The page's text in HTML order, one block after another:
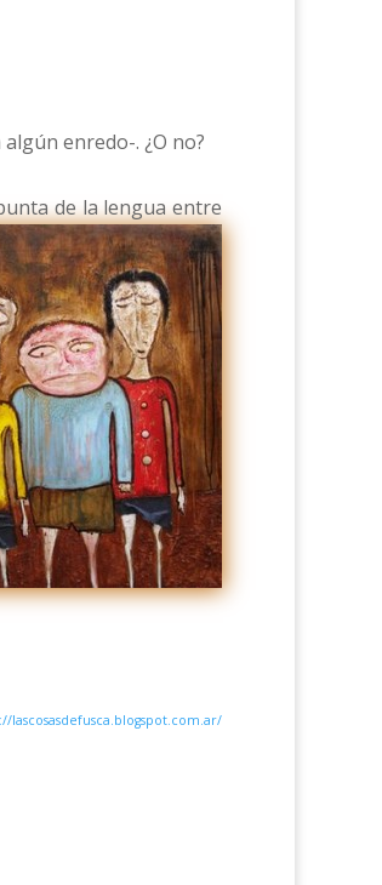
enredo-. ¿O no?
de la lengua entre
lascosasdefusca.blogspot.com.ar/